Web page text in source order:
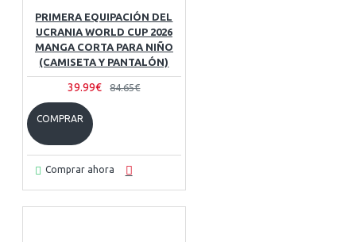
PRIMERA EQUIPACIÓN DEL
UCRANIA WORLD CUP 2026
MANGA CORTA PARA NIÑO
(CAMISETA Y PANTALÓN)
39.99€ 84.65€
COMPRAR
Comprar ahora